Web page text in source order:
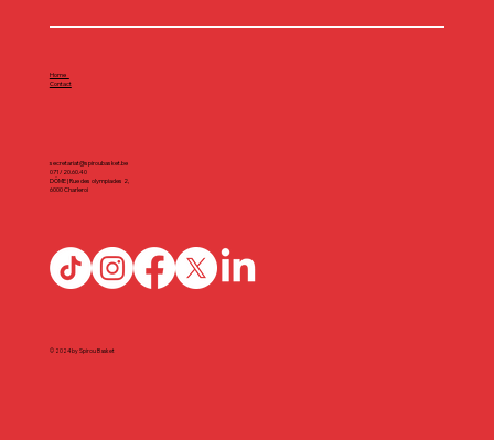
secretariat@spiroubasket.be
071/20.60.40
DÔME | Rue des olympiades 2,
6000 Charleroi
Home
Contact
© 2024 by Spirou Basket